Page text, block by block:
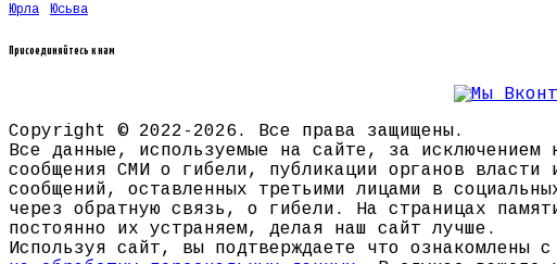
Юрла
Юсьва
Присоединяйтесь к нам
Copyright © 2022-2026. Все права защищены.
Все данные, используемые на сайте, за
сообщения СМИ о гибели, публикации органов
сообщений, оставленных третьими лицами в
через обратную связь, о гибели. На страницах
постоянно их устраняем, делая наш сайт лучше.
Используя сайт, вы подтверждаете что ознакомлены с